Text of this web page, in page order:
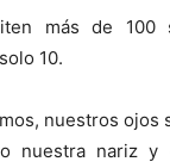
más de 100
10.
nuestros ojos
nuestra nariz y